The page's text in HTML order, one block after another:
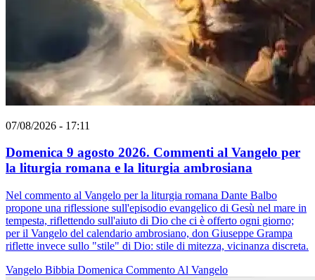
07/08/2026 - 17:11
Domenica 9 agosto 2026. Commenti al Vangelo per
la liturgia romana e la liturgia ambrosiana
Nel commento al Vangelo per la liturgia romana Dante Balbo
propone una riflessione sull'episodio evangelico di Gesù nel mare in
tempesta, riflettendo sull'aiuto di Dio che ci è offerto ogni giorno;
per il Vangelo del calendario ambrosiano, don Giuseppe Grampa
riflette invece sullo "stile" di Dio: stile di mitezza, vicinanza discreta.
Vangelo Bibbia Domenica Commento Al Vangelo